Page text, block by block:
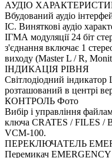
АУДІО
Вбудований аудіо
IC. Виняткові аудіо
ІГМА модуляції 24 біт
з'єднання включає 1
виходу (Master L / R,
ІНДИКАЦІЯ РІВНЯ
Світлодіодний індикатор
розташований в центрі
КОНТРОЛЬ Фото
Вибір і управління
ключа CRATES / FILES /
VCM-100.
ПЕРЕКЛЮЧАТЕЛЬ
Перемикач